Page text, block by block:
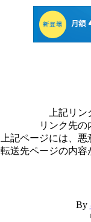
上記リ
リンク先の
上記ページには、
転送先ページの内容
By